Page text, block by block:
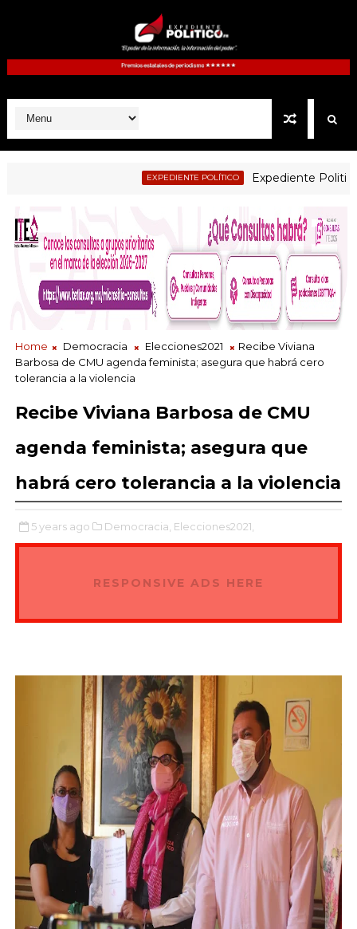
EXPEDIENTE POLÍTICO Expediente Politico.Mx
Home Democracia Elecciones2021
Recibe Viviana
Barbosa de CMU agenda feminista; asegura que habrá cero
tolerancia a la violencia
Recibe Viviana Barbosa de CMU
agenda feminista; asegura que
habrá cero tolerancia a la violencia
5 years ago Democracia, Elecciones2021,
RESPONSIVE ADS HERE